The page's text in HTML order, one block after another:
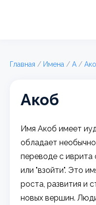
Главная / Имена / А /
Акоб
Имя Акоб имеет
обладает
переводе с иврита
или "взойти". Это
роста, развития и
новых вершин.